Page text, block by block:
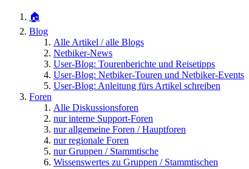
🏠
Blog
Alle Artikel / alle Blogs
Netbiker-News
User-Blog: Tourenberichte und Reisetipps
User-Blog: Netbiker-Touren und Netbiker-Events
User-Blog: Anleitung fürs Artikel schreiben
Foren
Alle Diskussionsforen
nur interne Support-Foren
nur allgemeine Foren / Hauptforen
nur regionale Foren
nur Gruppen / Stammtische
Wissenswertes zu Gruppen / Stammtischen